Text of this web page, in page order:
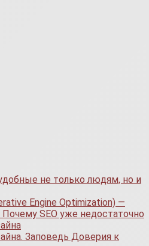
не только людям, но и
Engine Optimization) —
Почему SEO уже недостаточно
Заповедь Доверия к